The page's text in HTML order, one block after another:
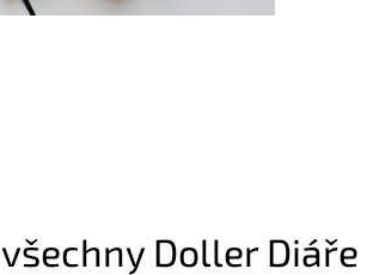
Doller Diáře